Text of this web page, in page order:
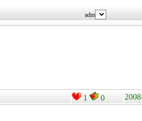
adm
1 0